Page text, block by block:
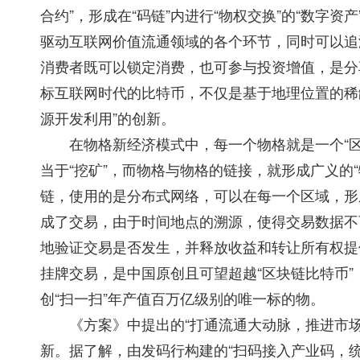
合约”，形成在“码链”内进行“物权交换”的“数字
驱动互联网价值流通领域的各个环节，同时可以
消费者既可以锁定消费，也可参与投资增值，是
标互联网时代的比特币，不仅是基于地理位置的
源开发利用”的创新。
在物格新经济模式中，每一个物格就是一个“
当于“挖矿”，而物格与物格的链接，就形成广义
链，使用的是分布式网络，可以在每一个区域，
成了交易，由于时间地点的溯源，使得交易数据
地验证交易是否发生，并释放收益和转让所有权
挂牌交易，是中国原创且可望超越“区块链比特
创“扫一扫”年产值百万亿级别的唯一标的物。
《方案》中提出的“打通流通大动脉，推进市
新。据了解，由发码行构建的“扫码接入产业码